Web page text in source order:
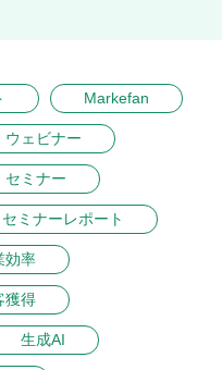
Markefan
ウェビナー
セミナー
セミナーレポート
効率
獲得
生成AI